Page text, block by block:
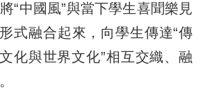
“中國風”與當下學生喜聞樂見
式融合起來，向學生傳達“傳
化與世界文化”相互交織、融